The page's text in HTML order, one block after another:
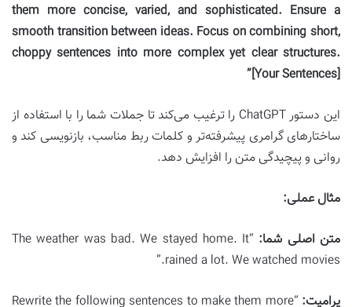
them more concise, varied, and sophisticated. Ensure a
smooth transition between ideas. Focus on combining short,
choppy sentences into more complex yet clear structures.
[Your Sentences]”
این دستور ChatGPT را ترغیب می‌کند تا جملات شما را با استفاده از
ساختارهای گرامری پیشرفته‌تر و کلمات ربط مناسب، بازنویسی کند و
روانی و پیچیدگی متن را افزایش دهد.
مثال عملی:
متن اصلی شما: “The weather was bad. We stayed home. It
rained a lot. We watched movies.”
پرامپت: “Rewrite the following sentences to make them more